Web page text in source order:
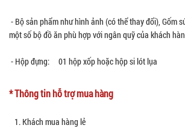
- Bộ sản phẩm như hình ảnh (có thể thay đổi), Gốm
một số bộ đồ ăn phù hợp với ngân quỹ của khách
- Hộp đựng: 01 hộp xốp hoặc hộp si lót lụa
* Thông tin hỗ trợ mua hàng
1. Khách mua hàng lẻ